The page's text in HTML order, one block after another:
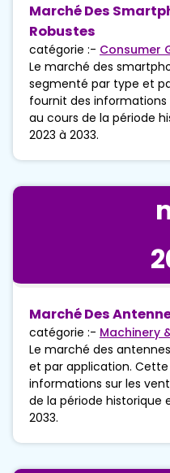
Marché Des
Robustes
catégorie :- Consumer
Le marché des
segmenté par type et
fournit des informations
au cours de la période
2023 à 2033.
Marché Des
catégorie :- Machinery
Le marché des
et par application.
informations sur les
de la période historique
2033.